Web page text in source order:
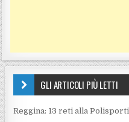
GLI ARTICOLI PIÙ LETTI
Reggina: 13 reti alla